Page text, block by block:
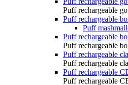
Puff rechargeable
Puff rechargeable
Puff
Puff rechargeable
Puff rechargeable
Puff rechargeable
Puff rechargeable
Puff rechargeable
Puff rechargeable